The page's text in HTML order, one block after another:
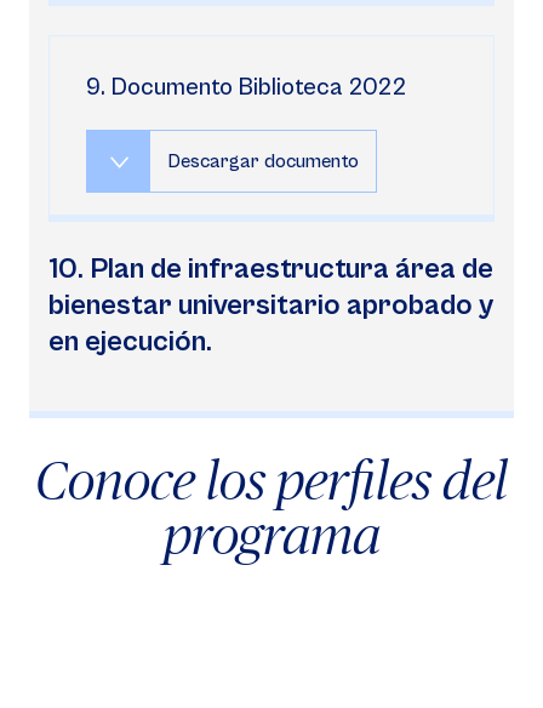
9. Documento Biblioteca 2022
Descargar documento
10. Plan de infraestructura área de
bienestar universitario aprobado y
en ejecución.
Conoce los perfiles del
programa